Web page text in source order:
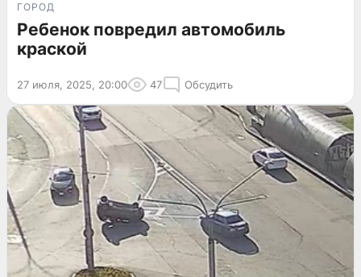
ГОРОД
Ребенок повредил автомобиль
краской
27 июля, 2025, 20:00 47 Обсудить